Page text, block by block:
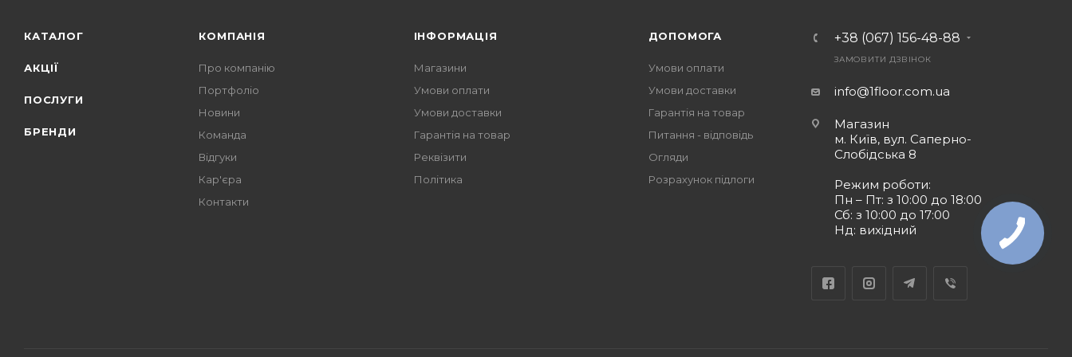
КАТАЛОГ
АКЦІЇ
ПОСЛУГИ
БРЕНДИ
КОМПАНІЯ
Про компанію
Портфоліо
Новини
Команда
Відгуки
Кар'єра
Контакти
ІНФОРМАЦІЯ
Магазини
Умови оплати
Умови доставки
Гарантія на товар
Реквізити
Політика
ДОПОМОГА
Умови оплати
Умови доставки
Гарантія на товар
Питання - відповідь
Огляди
Розрахунок підлоги
+38 (067) 156-48-88
ЗАМОВИТИ ДЗВІНОК
info@1floor.com.ua
Магазин
м. Київ, вул. Саперно-
Слобідська 8
Режим роботи:
Пн – Пт: з 10:00 до 18:00
Сб: з 10:00 до 17:00
Нд: вихідний